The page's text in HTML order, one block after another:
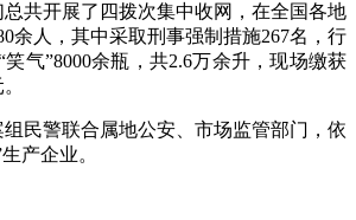
总共开展了四拨次集中收网，在全国各地
余人，其中采取刑事强制措施267名，行
气”8000余瓶，共2.6万余升，现场缴获
警联合属地公安、市场监管部门，依
产企业。